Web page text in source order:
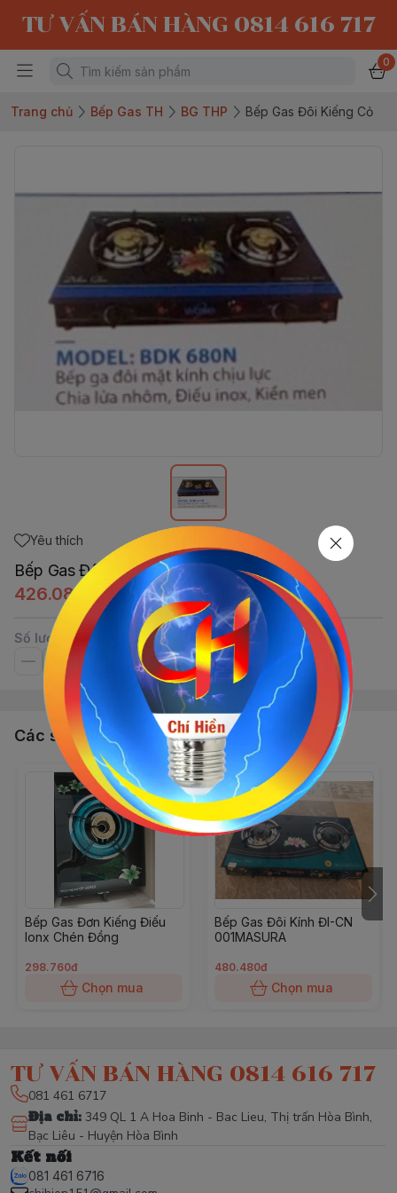
TƯ VẤN BÁN HÀNG 0814 616 717
0
Trang chủ Bếp Gas TH BG THP Bếp Gas Đôi Kiếng Cỏ
Yêu thích
Bếp Gas Đôi Kiếng Cỏ
426.085đ
Số lượng
Các sản phẩm, dịch vụ khác
Bếp Gas Đơn Kiếng Điếu
Ionx Chén Đồng
298.760đ
Chọn mua
Bếp Gas Đôi Kính ĐI-CN
001MASURA
480.480đ
Chọn mua
TƯ VẤN BÁN HÀNG 0814 616 717
081 461 6717
Địa chỉ: 349 QL 1 A Hoa Binh - Bac Lieu, Thị trấn Hòa Bình,
Bạc Liêu - Huyện Hòa Bình
Kết nối
081 461 6716